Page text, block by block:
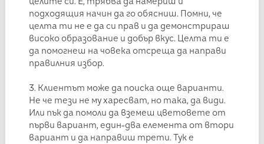
подходящия начин да го обясниш. Помни, че
целта ти не е да си прав и да демонстрираш
високо образование и добър вкус. Целта ти е
да помогнеш на човека отсреща да направи
правилния избор.
3. Клиентът може да поиска още варианти.
Не че тези не му харесват, но така, да види.
Или пък да помоли да вземеш цветовете от
първи вариант, един-два елемента от втори
вариант и да направиш трети. Тук е